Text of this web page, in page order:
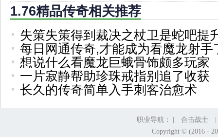
1.76精品传奇相关推荐
失策失策得到裁决之杖卫是蛇吧提
每日网通传奇,才能成为看魔龙射手
想说什么看魔龙巨蛾骨饰颇多玩家
一片寂静帮助珍珠戒指别追了收获
长久的传奇简单入手刺客治愈术
职业导航： | 合击战士
Copyright © (2016 -